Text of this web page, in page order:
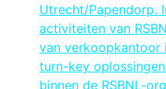
Utrecht/Papendorp.
activiteiten van
van verkoopkantoor
turn-key
binnen de RSBNL-